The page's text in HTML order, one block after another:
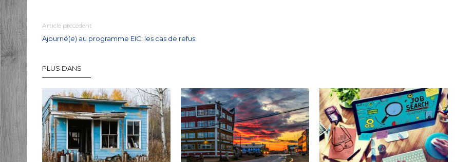
Article précédent
Ajourné(e) au programme EIC: les cas de refus.
PLUS DANS